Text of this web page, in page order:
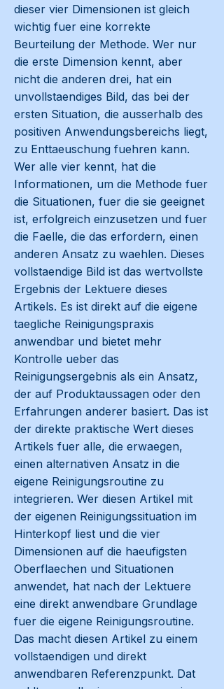
dieser vier Dimensionen ist gleich
wichtig fuer eine korrekte
Beurteilung der Methode. Wer nur
die erste Dimension kennt, aber
nicht die anderen drei, hat ein
unvollstaendiges Bild, das bei der
ersten Situation, die ausserhalb des
positiven Anwendungsbereichs liegt,
zu Enttaeuschung fuehren kann.
Wer alle vier kennt, hat die
Informationen, um die Methode fuer
die Situationen, fuer die sie geeignet
ist, erfolgreich einzusetzen und fuer
die Faelle, die das erfordern, einen
anderen Ansatz zu waehlen. Dieses
vollstaendige Bild ist das wertvollste
Ergebnis der Lektuere dieses
Artikels. Es ist direkt auf die eigene
taegliche Reinigungspraxis
anwendbar und bietet mehr
Kontrolle ueber das
Reinigungsergebnis als ein Ansatz,
der auf Produktaussagen oder den
Erfahrungen anderer basiert. Das ist
der direkte praktische Wert dieses
Artikels fuer alle, die erwaegen,
einen alternativen Ansatz in die
eigene Reinigungsroutine zu
integrieren. Wer diesen Artikel mit
der eigenen Reinigungssituation im
Hinterkopf liest und die vier
Dimensionen auf die haeufigsten
Oberflaechen und Situationen
anwendet, hat nach der Lektuere
eine direkt anwendbare Grundlage
fuer die eigene Reinigungsroutine.
Das macht diesen Artikel zu einem
vollstaendigen und direkt
anwendbaren Referenzpunkt. Dat